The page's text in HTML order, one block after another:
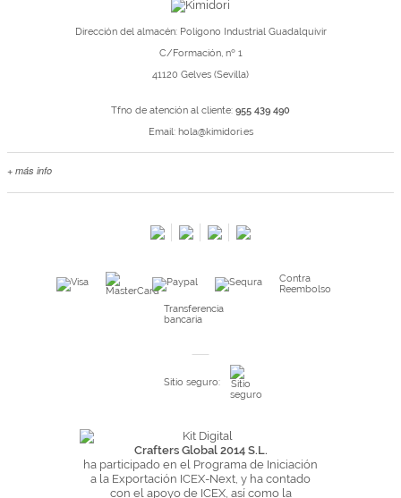
Dirección del almacén: Polígono Industrial Guadalquivir
C/Formación, nº 1
41120 Gelves (Sevilla)
Tfno de atención al cliente: 955 439 490
Email: hola@kimidori.es
+ más info
Kimidori PRINT, nuestro servicio de impresión de fotos
Pago seguro y financiación
Condiciones generales de Compra
Contra
Reembolso
Transferencia
bancaria
Sitio seguro:
Crafters Global 2014 S.L.
ha participado en el Programa de Iniciación
a la Exportación ICEX-Next, y ha contado
con el apoyo de ICEX, así como la